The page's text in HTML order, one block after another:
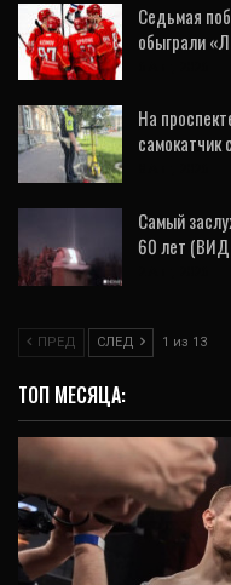
Седьмая
обыграли
На
самокатчик
Самый
60 лет
ПРЕД СЛЕД 1 из 13
ТОП МЕСЯЦА: